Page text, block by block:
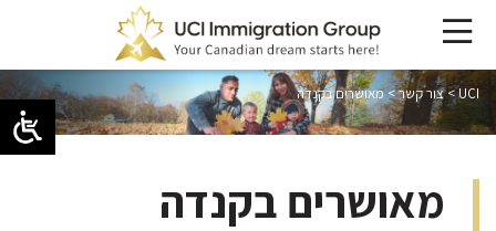
UCI
>צור קשר>מאושרים בקנדה
מאושרים בקנדה